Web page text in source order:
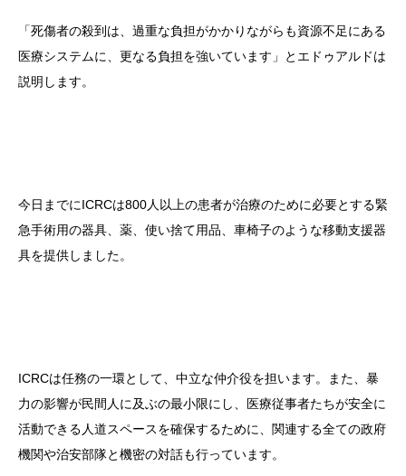
「死傷者の殺到は、過重な負担がかかりながらも資源不足にある
医療システムに、更なる負担を強いています」とエドゥアルドは
説明します。
今日までにICRCは800人以上の患者が治療のために必要とする緊
急手術用の器具、薬、使い捨て用品、車椅子のような移動支援器
具を提供しました。
ICRCは任務の一環として、中立な仲介役を担います。また、暴
力の影響が民間人に及ぶの最小限にし、医療従事者たちが安全に
活動できる人道スペースを確保するために、関連する全ての政府
機関や治安部隊と機密の対話も行っています。